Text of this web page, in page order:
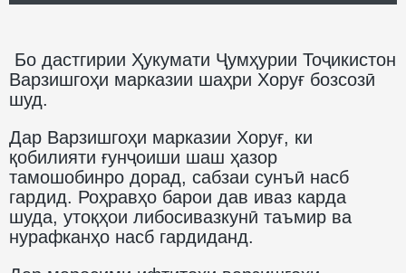
Бо дастгирии Ҳукумати Ҷумҳурии Тоҷикистон
Варзишгоҳи марказии шаҳри Хоруғ бозсозӣ
шуд.
Дар Варзишгоҳи марказии Хоруғ, ки
қобилияти ғунҷоиши шаш ҳазор
тамошобинро дорад, сабзаи сунъӣ насб
гардид. Роҳравҳо барои дав иваз карда
шуда, утоқҳои либосивазкунӣ таъмир ва
нурафканҳо насб гардиданд.